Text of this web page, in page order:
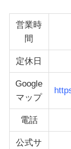
営業時
間
定休日
Google
マップ
電話
公式サ